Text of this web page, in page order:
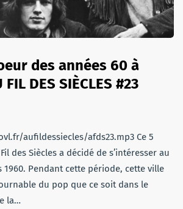
des années 60 à
DES SIÈCLES #23
aufildessiecles/afds23.mp3 Ce 5
des Siècles a décidé de s’intéresser au
1960. Pendant cette période, cette ville
du pop que ce soit dans le
la…